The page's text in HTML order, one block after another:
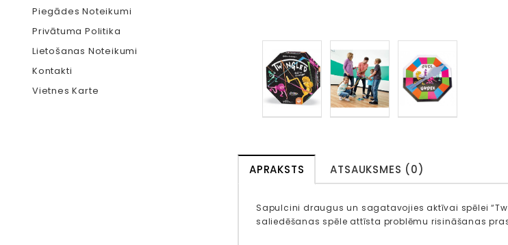
Piegādes Noteikumi
Privātuma Politika
Lietošanas Noteikumi
Kontakti
Vietnes Karte
APRAKSTS ATSAUKSMES (0)
Sapulcini draugus un sagatavojies aktīvai spēlei
saliedēšanas spēle attīsta problēmu risināšanas